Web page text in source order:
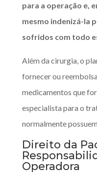
para a operação e,
mesmo indenizá-la
sofridos com todo
Além da cirurgia, o
fornecer ou
medicamentos que
especialista para o
normalmente
Direito da
Operadora